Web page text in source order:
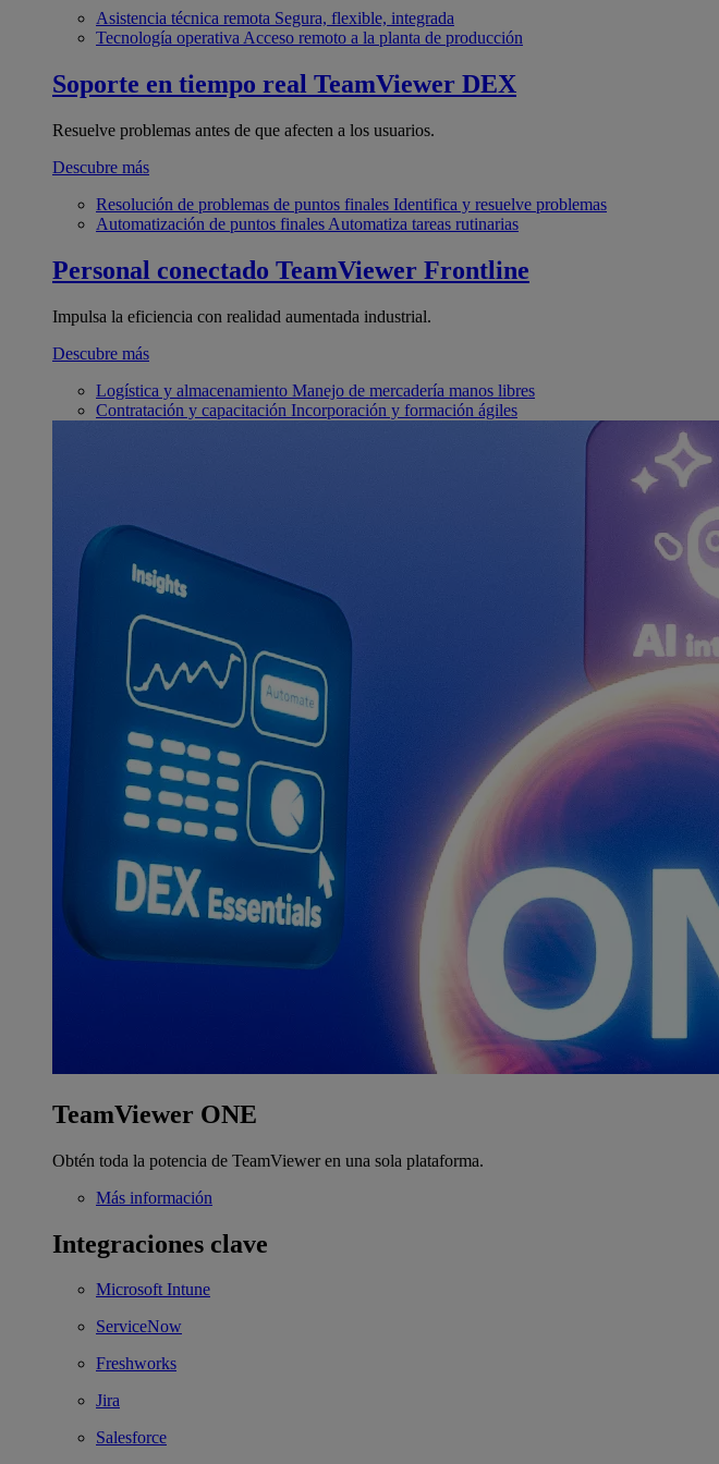
Asistencia técnica remota Segura, flexible, integrada
Tecnología operativa Acceso remoto a la planta de producción
Soporte en tiempo real TeamViewer DEX
Resuelve problemas antes de que afecten a los usuarios.
Descubre más
Resolución de problemas de puntos finales Identifica y resuelve problemas
Automatización de puntos finales Automatiza tareas rutinarias
Personal conectado TeamViewer Frontline
Impulsa la eficiencia con realidad aumentada industrial.
Descubre más
Logística y almacenamiento Manejo de mercadería manos libres
Contratación y capacitación Incorporación y formación ágiles
TeamViewer ONE
Obtén toda la potencia de TeamViewer en una sola plataforma.
Más información
Integraciones clave
Microsoft Intune
ServiceNow
Freshworks
Jira
Salesforce